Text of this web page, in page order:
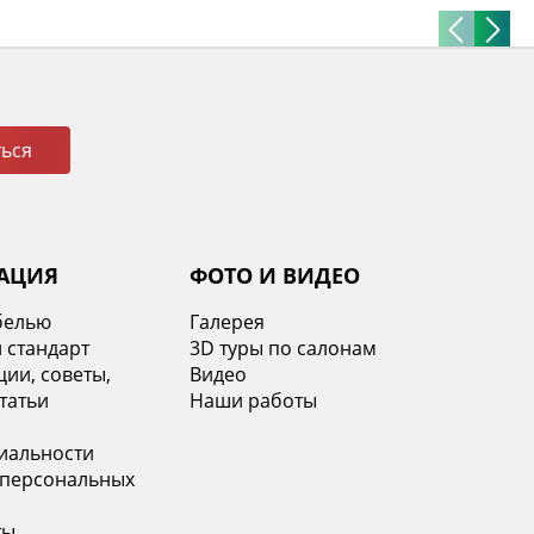
советы,
ФОТО И ВИДЕО
Галерея
3D туры по салонам
Видео
Наши работы